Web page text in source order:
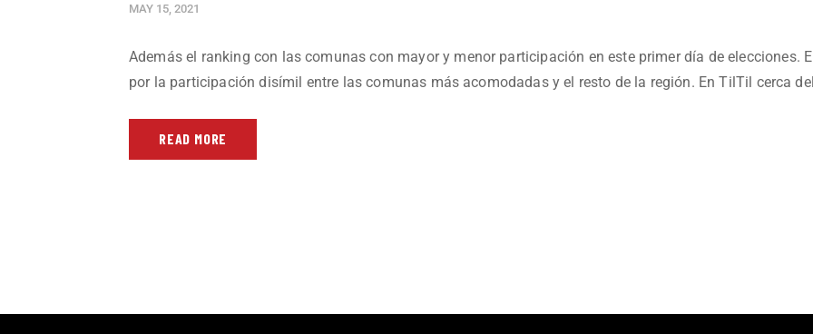
MAY 15, 2021
Además el ranking con las comunas con mayor y menor participación en este primer día de elecciones.
por la participación disímil entre las comunas más acomodadas y el resto de la región. En TilTil cerca
READ MORE